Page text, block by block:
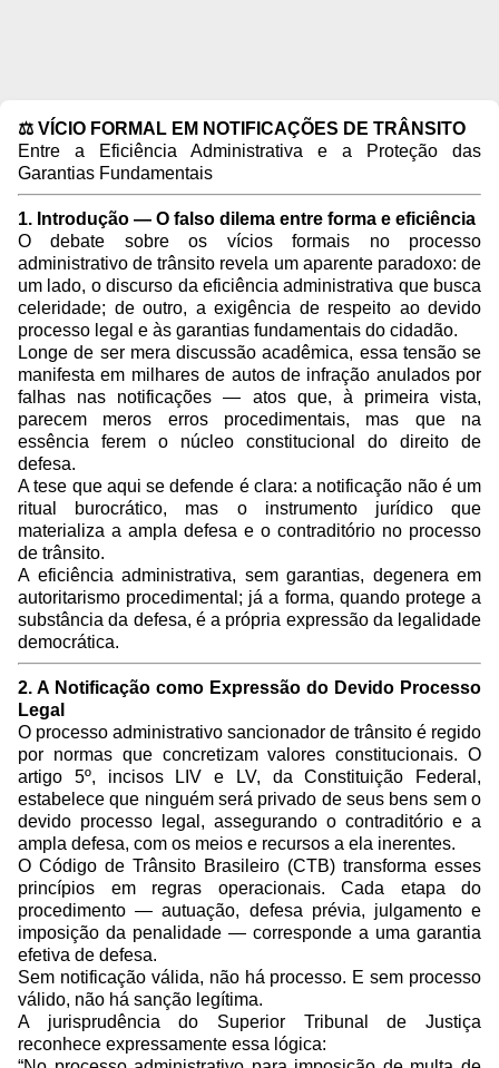
⚖️ VÍCIO FORMAL EM NOTIFICAÇÕES DE TRÂNSITO
Entre a Eficiência Administrativa e a Proteção das
Garantias Fundamentais
1. Introdução — O falso dilema entre forma e eficiência
O debate sobre os vícios formais no processo
administrativo de trânsito revela um aparente paradoxo: de
um lado, o discurso da eficiência administrativa que busca
celeridade; de outro, a exigência de respeito ao devido
processo legal e às garantias fundamentais do cidadão.
Longe de ser mera discussão acadêmica, essa tensão se
manifesta em milhares de autos de infração anulados por
falhas nas notificações — atos que, à primeira vista,
parecem meros erros procedimentais, mas que na
essência ferem o núcleo constitucional do direito de
defesa.
A tese que aqui se defende é clara: a notificação não é um
ritual burocrático, mas o instrumento jurídico que
materializa a ampla defesa e o contraditório no processo
de trânsito.
A eficiência administrativa, sem garantias, degenera em
autoritarismo procedimental; já a forma, quando protege a
substância da defesa, é a própria expressão da legalidade
democrática.
2. A Notificação como Expressão do Devido Processo
Legal
O processo administrativo sancionador de trânsito é regido
por normas que concretizam valores constitucionais. O
artigo 5º, incisos LIV e LV, da Constituição Federal,
estabelece que ninguém será privado de seus bens sem o
devido processo legal, assegurando o contraditório e a
ampla defesa, com os meios e recursos a ela inerentes.
O Código de Trânsito Brasileiro (CTB) transforma esses
princípios em regras operacionais. Cada etapa do
procedimento — autuação, defesa prévia, julgamento e
imposição da penalidade — corresponde a uma garantia
efetiva de defesa.
Sem notificação válida, não há processo. E sem processo
válido, não há sanção legítima.
A jurisprudência do Superior Tribunal de Justiça
reconhece expressamente essa lógica: